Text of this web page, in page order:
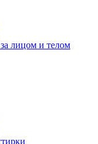
лицом и телом